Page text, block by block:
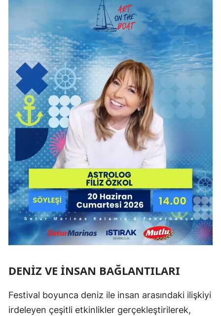
DENIZ VE İNSAN BAĞLANTILARI
Festival boyunca deniz ile insan arasındaki ilişkiyi
irdeleyen çeşitli etkinlikler gerçekleştirilerek,